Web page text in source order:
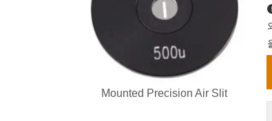
Mounted Precision Air Slit